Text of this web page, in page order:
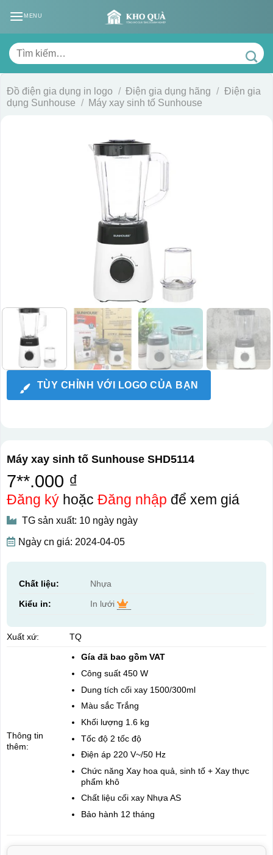
MENU
Tìm
kiếm:
Đồ điện gia dụng in logo / Điện gia dụng hãng / Điện gia
dụng Sunhouse / Máy xay sinh tố Sunhouse
TÙY CHỈNH VỚI LOGO CỦA BẠN
Máy xay sinh tố Sunhouse SHD5114
7**.000 ₫
Đăng kýhoặc Đăng nhập để xem giá
TG sản xuất: 10 ngày ngày
Ngày cn giá: 2024-04-05
Chất liệu: Nhựa
Kiểu in: In lưới
Xuất xứ: TQ
Thông tin
thêm:
Gía đã bao gồm VAT
Công suất 450 W
Dung tích cối xay 1500/300ml
Màu sắc Trắng
Khối lượng 1.6 kg
Tốc độ 2 tốc độ
Điện áp 220 V~/50 Hz
Chức năng Xay hoa quả, sinh tố + Xay thực
phẩm khô
Chất liệu cối xay Nhựa AS
Bảo hành 12 tháng